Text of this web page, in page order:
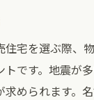
建売購入で失敗
見を聞く
報を整理する
住宅を選ぶ際、
です。地震が多
められます。